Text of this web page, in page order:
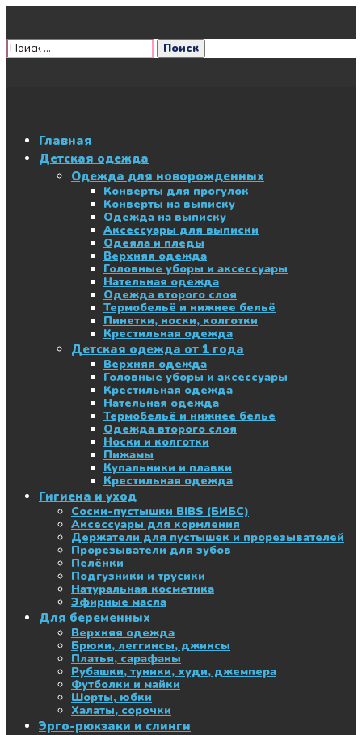
Главная
Детская одежда
Одежда для новорожденных
Конверты для прогулок
Конверты на выписку
Одежда на выписку
Аксессуары для выписки
Одеяла и пледы
Верхняя одежда
Головные уборы и аксессуары
Нательная одежда
Одежда второго слоя
Термобельё и нижнее бельё
Пинетки, носки, колготки
Крестильная одежда
Детская одежда от 1 года
Верхняя одежда
Головные уборы и аксессуары
Крестильная одежда
Нательная одежда
Термобельё и нижнее белье
Одежда второго слоя
Носки и колготки
Пижамы
Купальники и плавки
Крестильная одежда
Гигиена и уход
Соски-пустышки BIBS (БИБС)
Аксессуары для кормления
Держатели для пустышек и прорезывателей
Прорезыватели для зубов
Пелёнки
Подгузники и трусики
Натуральная косметика
Эфирные масла
Для беременных
Верхняя одежда
Брюки, леггинсы, джинсы
Платья, сарафаны
Рубашки, туники, худи, джемпера
Футболки и майки
Шорты, юбки
Халаты, сорочки
Эрго-рюкзаки и слинги